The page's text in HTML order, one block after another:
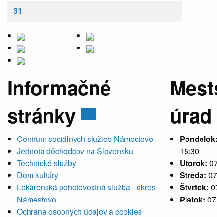
31
Informačné
stránky
Centrum sociálnych služieb Námestovo
Jednota dôchodcov na Slovensku
Technické služby
Dom kultúry
Lekárenská pohotovostná služba - okres
Námestovo
Ochrana osobných údajov a cookies
úrad
Pondelok:
15:30
Utorok:
Streda:
Štvrtok:
Piatok: